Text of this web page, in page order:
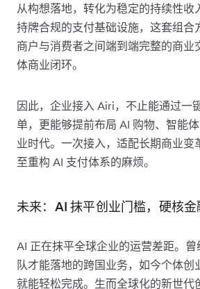
从构想落地，转化为稳定的持续性
持牌合规的支付基础设施，这套组合
商户与消费者之间端到端完整的商业
体商业闭环。
因此，企业接入 Airi，不止能通过一
单，更能够提前布局 AI 购物、智能
业时代。一次接入，适配长期商业变
至重构 AI 支付体系的麻烦。
未来：AI 抹平创业门槛，硬核
AI 正在抹平全球企业的运营差距。
队才能落地的跨国业务，如今个体创
就能轻松完成。生而全球化的新世代